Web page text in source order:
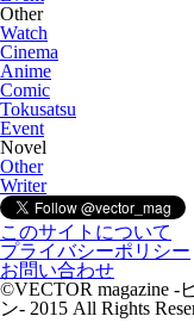
Other
Watch
Cinema
Anime
Comic
Tokusatsu
Event
Novel
Other
Writer
このサイトについて
プライバシーポリシー
お問い合わせ
©VECTOR magazine -
ン- 2015 All Rights